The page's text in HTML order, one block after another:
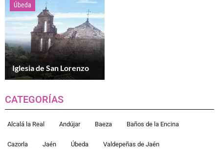
Úbeda
Iglesia de San Lorenzo
CATEGORÍAS
Alcalá la Real Andújar Baeza Baños de la Encina
Cazorla Jaén Úbeda Valdepeñas de Jaén